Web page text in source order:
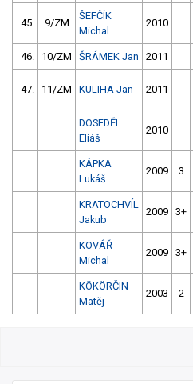
45. 9/ZM
ŠEFČÍK
Michal
2010
46. 10/ZM ŠRÁMEK Jan 2011
47. 11/ZM KULIHA Jan 2011
DOSEDĚL
Eliáš
2010
KÁPKA
Lukáš
2009 3
KRATOCHVÍL
Jakub
2009 3+
KOVÁŘ
Michal
2009 3+
KÖKÖRČIN
Matěj
2003 2